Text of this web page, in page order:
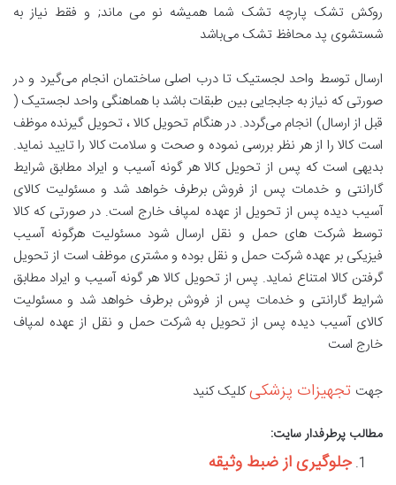
روکش تشک پارچه تشک شما همیشه نو می ماند; و فقط نیاز به
شستشوی پد محافظ تشک می‌باشد
ارسال توسط واحد لجستیک تا درب اصلی ساختمان انجام می‌گیرد و در
صورتی که نیاز به جابجایی بین طبقات باشد با هماهنگی واحد لجستیک (
قبل از ارسال) انجام می‌گردد. در هنگام تحویل کالا ، تحویل گیرنده موظف
است کالا را از هر نظر بررسی نموده و صحت و سلامت کالا را تایید نماید.
بدیهی است که پس از تحویل کالا هر گونه آسیب و ایراد مطابق شرایط
گارانتی و خدمات پس از فروش برطرف خواهد شد و مسئولیت کالای
آسیب دیده پس از تحویل از عهده لمپاف خارج است. در صورتی که کالا
توسط شرکت های حمل و نقل ارسال شود مسئولیت هرگونه آسیب
فیزیکی بر عهده شرکت حمل و نقل بوده و مشتری موظف است از تحویل
گرفتن کالا امتناع نماید. پس از تحویل کالا هر گونه آسیب و ایراد مطابق
شرایط گارانتی و خدمات پس از فروش برطرف خواهد شد و مسئولیت
کالای آسیب دیده پس از تحویل به شرکت حمل و نقل از عهده لمپاف
خارج است
جهت تجهیزات پزشکیکلیک کنید
مطالب پرطرفدار سایت:
جلوگیری از ضبط وثیقه